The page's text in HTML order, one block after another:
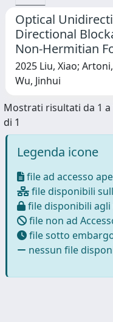
Optical
Directional
Non-Hermitian
2025 Liu, Xiao;
Wu, Jinhui
Mostrati risultati da 1 a
di 1
Legenda icone
file ad accesso
file disponibili
file disponibili
file non ad
file sotto
nessun file